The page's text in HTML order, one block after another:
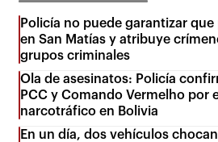
Policía no puede garantizar
en San Matías y atribuye
grupos criminales
Ola de asesinatos: Policía
PCC y Comando Vermelho por
narcotráfico en Bolivia
En un día, dos vehículos